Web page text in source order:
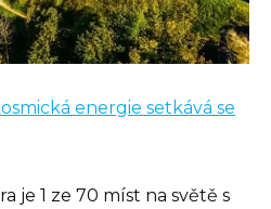
energie setkává se
je 1 ze 70 míst na světě s